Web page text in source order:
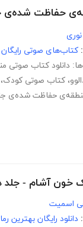
حفاظت شده‌ی
نوری
کتاب‌های صوتی
دانلود کتاب صوتی
، کتاب صوتی کودک،
حفاظت شده‌ی
یک خون آشام -
اسمیت
دانلود رایگان بهترین